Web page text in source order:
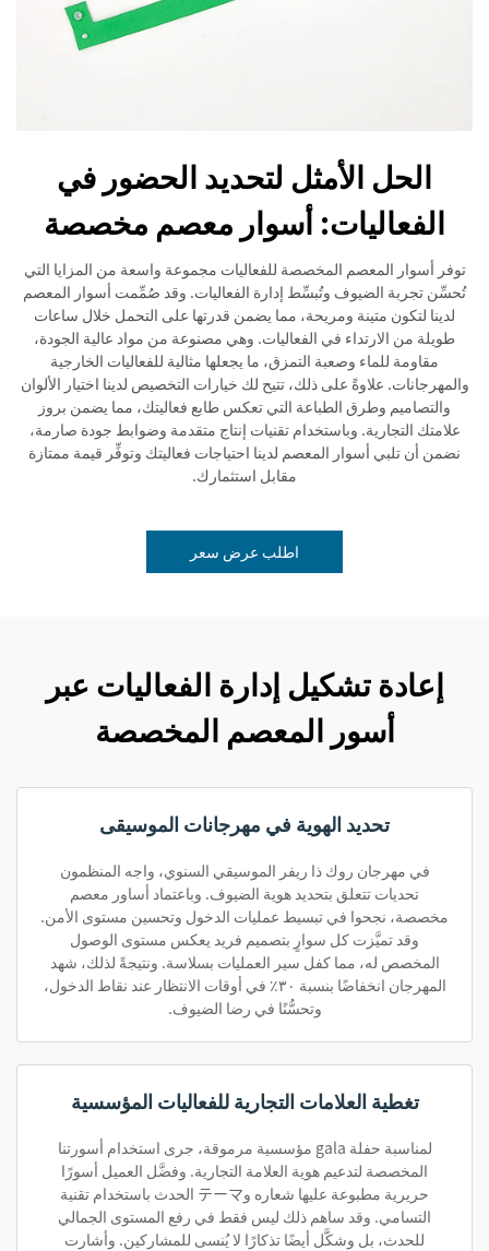
الحل الأمثل لتحديد الحضور في
الفعاليات: أسوار معصم مخصصة
توفر أسوار المعصم المخصصة للفعاليات مجموعة واسعة من المزايا التي
تُحسِّن تجربة الضيوف وتُبسِّط إدارة الفعاليات. وقد صُمِّمت أسوار المعصم
لدينا لتكون متينة ومريحة، مما يضمن قدرتها على التحمل خلال ساعات
طويلة من الارتداء في الفعاليات. وهي مصنوعة من مواد عالية الجودة،
مقاومة للماء وصعبة التمزق، ما يجعلها مثالية للفعاليات الخارجية
والمهرجانات. علاوةً على ذلك، تتيح لك خيارات التخصيص لدينا اختيار الألوان
والتصاميم وطرق الطباعة التي تعكس طابع فعاليتك، مما يضمن بروز
علامتك التجارية. وباستخدام تقنيات إنتاج متقدمة وضوابط جودة صارمة،
نضمن أن تلبي أسوار المعصم لدينا احتياجات فعاليتك وتوفِّر قيمة ممتازة
مقابل استثمارك.
اطلب عرض سعر
إعادة تشكيل إدارة الفعاليات عبر
أسور المعصم المخصصة
تحديد الهوية في مهرجانات الموسيقى
في مهرجان روك ذا ريفر الموسيقي السنوي، واجه المنظمون
تحديات تتعلق بتحديد هوية الضيوف. وباعتماد أساور معصم
مخصصة، نجحوا في تبسيط عمليات الدخول وتحسين مستوى الأمن.
وقد تميَّزت كل سوارٍ بتصميم فريد يعكس مستوى الوصول
المخصص له، مما كفل سير العمليات بسلاسة. ونتيجةً لذلك، شهد
المهرجان انخفاضًا بنسبة ٣٠٪ في أوقات الانتظار عند نقاط الدخول،
وتحسُّنًا في رضا الضيوف.
تغطية العلامات التجارية للفعاليات المؤسسية
لمناسبة حفلة gala مؤسسية مرموقة، جرى استخدام أسورتنا
المخصصة لتدعيم هوية العلامة التجارية. وفضَّل العميل أسورًا
حريرية مطبوعة عليها شعاره وテーマ الحدث باستخدام تقنية
التسامي. وقد ساهم ذلك ليس فقط في رفع المستوى الجمالي
للحدث، بل وشكَّل أيضًا تذكارًا لا يُنسى للمشاركين. وأشارت